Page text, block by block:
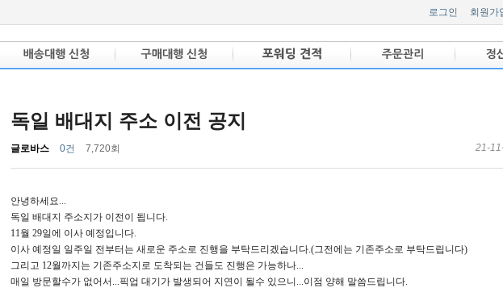
로그인 회원가
독일 배대지 주소 이전 공지
글로바스 0건 7,720회 21-
안녕하세요...
독일 배대지 주소지가 이전이 됩니다.
11월 29일에 이사 예정입니다.
이사 예정일 일주일 전부터는 새로운 주소로 진행을 부탁드리겠습니다.(그전에는 기존주소로 부탁드립니다)
그리고 12월까지는 기존주소지로 도착되는 건들도 진행은 가능하나...
매일 방문할수가 없어서...픽업 대기가 발생되어 지연이 될수 있으니...이점 양해 말씀드립니다.